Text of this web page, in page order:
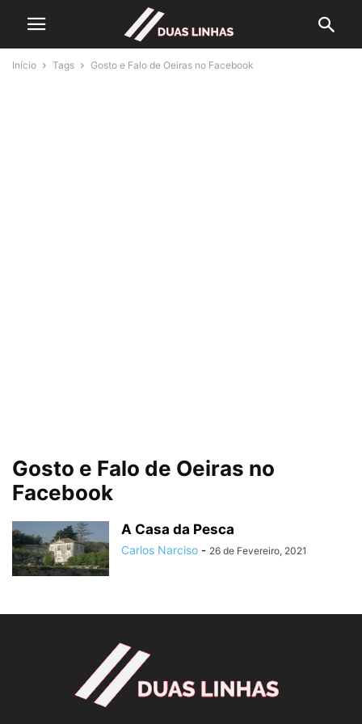
Início Tags Gosto e Falo de Oeiras no Facebook
Gosto e Falo de Oeiras no
Facebook
A Casa da Pesca
Carlos Narciso - 26 de Fevereiro, 2021